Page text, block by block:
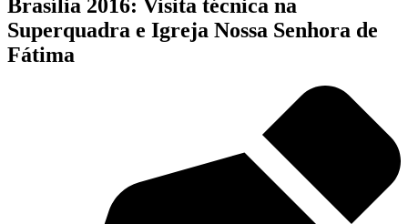
Brasília 2016: Visita técnica na
Superquadra e Igreja Nossa Senhora de
Fátima